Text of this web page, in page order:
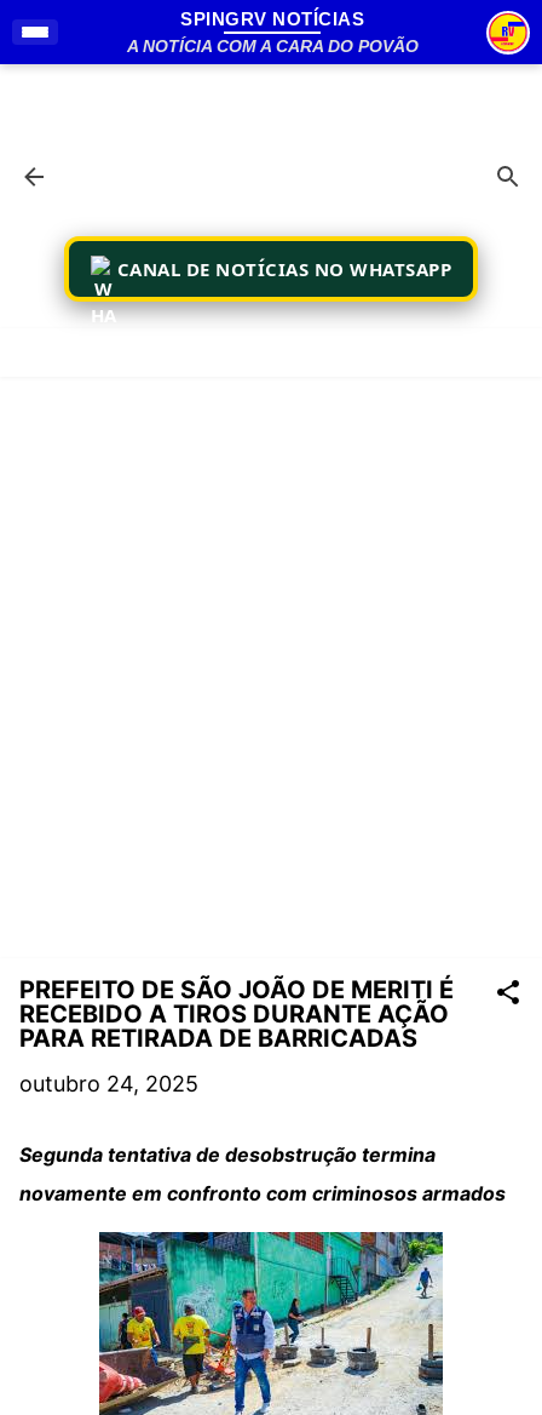
Pular para o conteúdo principal
SPINGRV NOTÍCIAS
A NOTÍCIA COM A CARA DO POVÃO
CANAL DE NOTÍCIAS NO WHATSAPP
PREFEITO DE SÃO JOÃO DE MERITI É
RECEBIDO A TIROS DURANTE AÇÃO
PARA RETIRADA DE BARRICADAS
outubro 24, 2025
Segunda tentativa de desobstrução termina
novamente em confronto com criminosos armados